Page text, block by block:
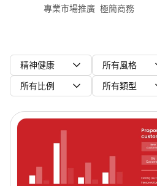
專業市場推廣 極簡商務
精神健康 所有風格
所有比例 所有類型